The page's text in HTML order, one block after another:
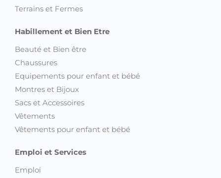
Terrains et Fermes
Habillement et Bien Etre
Beauté et Bien être
Chaussures
Equipements pour enfant et bébé
Montres et Bijoux
Sacs et Accessoires
Vêtements
Vêtements pour enfant et bébé
Emploi et Services
Emploi